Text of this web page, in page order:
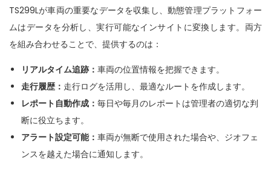
TS299Lが車両の重要なデータを収集し、動態管理プラットフォー
ムはデータを分析し、実行可能なインサイトに変換します。両方
を組み合わせることで、提供するのは：
リアルタイム追跡 ： 車両の位置情報を把握できます。
走行履歴 ： 走行ログを活用し、最適なルートを作成します。
レポート自動作成： 毎日や毎月のレポートは管理者の適切な判
断に役立ちます。
アラート設定可能： 車両が無断で使用された場合や、ジオフェ
ンスを越えた場合に通知します。